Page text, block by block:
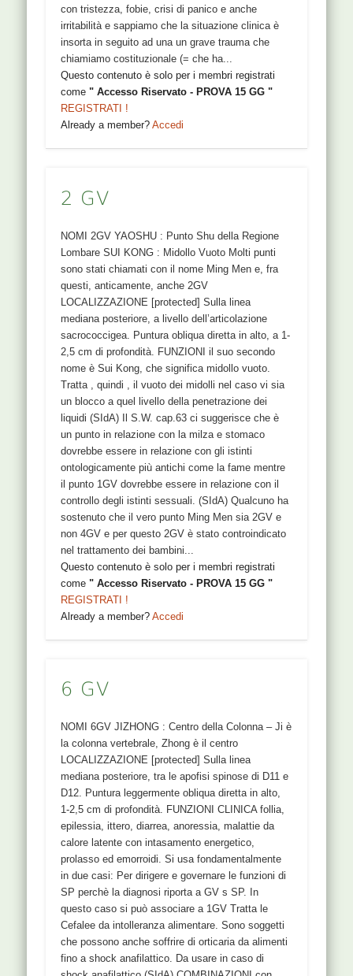
con tristezza, fobie, crisi di panico e anche
irritabilità e sappiamo che la situazione clinica è
insorta in seguito ad una un grave trauma che
chiamiamo costituzionale (= che ha...
Questo contenuto è solo per i membri registrati
come" Accesso Riservato - PROVA 15 GG "
REGISTRATI !
Already a member?Accedi
2 GV
NOMI 2GV YAOSHU : Punto Shu della Regione
Lombare SUI KONG : Midollo Vuoto Molti punti
sono stati chiamati con il nome Ming Men e, fra
questi, anticamente, anche 2GV
LOCALIZZAZIONE [protected] Sulla linea
mediana posteriore, a livello dell’articolazione
sacrococcigea. Puntura obliqua diretta in alto, a 1-
2,5 cm di profondità. FUNZIONI il suo secondo
nome è Sui Kong, che significa midollo vuoto.
Tratta , quindi , il vuoto dei midolli nel caso vi sia
un blocco a quel livello della penetrazione dei
liquidi (SIdA) Il S.W. cap.63 ci suggerisce che è
un punto in relazione con la milza e stomaco
dovrebbe essere in relazione con gli istinti
ontologicamente più antichi come la fame mentre
il punto 1GV dovrebbe essere in relazione con il
controllo degli istinti sessuali. (SIdA) Qualcuno ha
sostenuto che il vero punto Ming Men sia 2GV e
non 4GV e per questo 2GV è stato controindicato
nel trattamento dei bambini...
Questo contenuto è solo per i membri registrati
come" Accesso Riservato - PROVA 15 GG "
REGISTRATI !
Already a member?Accedi
6 GV
NOMI 6GV JIZHONG : Centro della Colonna – Ji è
la colonna vertebrale, Zhong è il centro
LOCALIZZAZIONE [protected] Sulla linea
mediana posteriore, tra le apofisi spinose di D11 e
D12. Puntura leggermente obliqua diretta in alto,
1-2,5 cm di profondità. FUNZIONI CLINICA follia,
epilessia, ittero, diarrea, anoressia, malattie da
calore latente con intasamento energetico,
prolasso ed emorroidi. Si usa fondamentalmente
in due casi: Per dirigere e governare le funzioni di
SP perchè la diagnosi riporta a GV s SP. In
questo caso si può associare a 1GV Tratta le
Cefalee da intolleranza alimentare. Sono soggetti
che possono anche soffrire di orticaria da alimenti
fino a shock anafilattico. Da usare in caso di